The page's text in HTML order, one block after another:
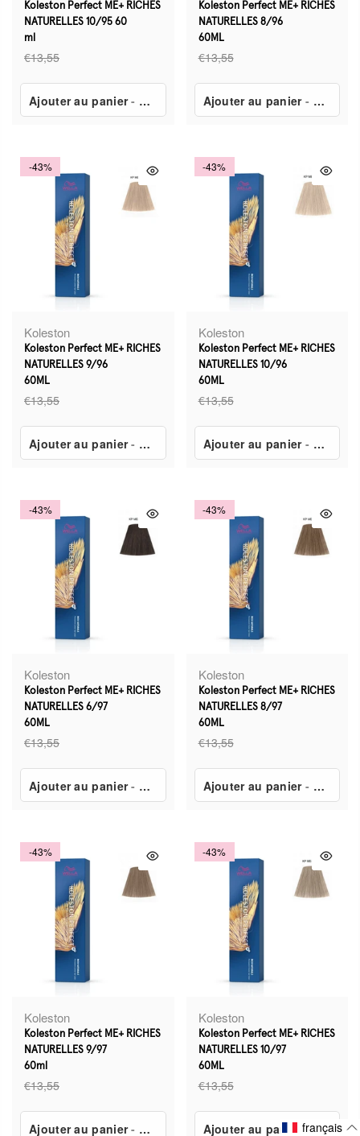
Koleston Perfect ME+ RICHES
NATURELLES 10/95 60
ml
€13,55
Ajouter au panier- €7,80
Koleston Perfect ME+ RICHES
NATURELLES 8/96
60ML
€13,55
Ajouter au panier- €7,80
-43%
Koleston
Koleston Perfect ME+ RICHES
NATURELLES 9/96
60ML
€13,55
Ajouter au panier- €7,80
-43%
Koleston
Koleston Perfect ME+ RICHES
NATURELLES 10/96
60ML
€13,55
Ajouter au panier- €7,80
-43%
Koleston
Koleston Perfect ME+ RICHES
NATURELLES 6/97
60ML
€13,55
Ajouter au panier- €7,80
-43%
Koleston
Koleston Perfect ME+ RICHES
NATURELLES 8/97
60ML
€13,55
Ajouter au panier- €7,80
-43%
Koleston
Koleston Perfect ME+ RICHES
NATURELLES 9/97
60ml
€13,55
Ajouter au panier- €7,80
-43%
Koleston
Koleston Perfect ME+ RICHES
NATURELLES 10/97
60ML
€13,55
Ajouter au panier - €7,80
français